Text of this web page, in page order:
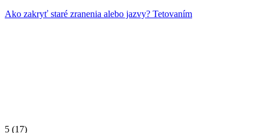
Ako zakryť staré zranenia alebo jazvy? Tetovaním
5 (17)